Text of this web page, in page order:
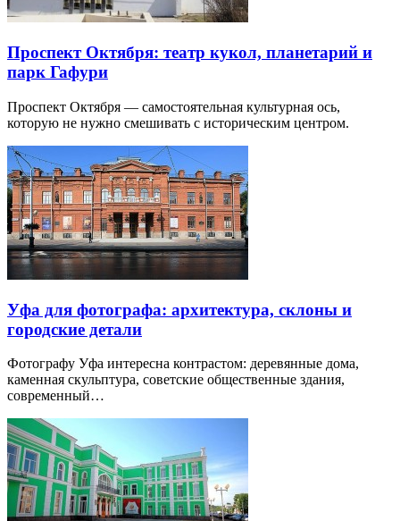
Проспект Октября: театр кукол, планетарий и
парк Гафури
Проспект Октября — самостоятельная культурная ось,
которую не нужно смешивать с историческим центром.
Уфа для фотографа: архитектура, склоны и
городские детали
Фотографу Уфа интересна контрастом: деревянные дома,
каменная скульптура, советские общественные здания,
современный…